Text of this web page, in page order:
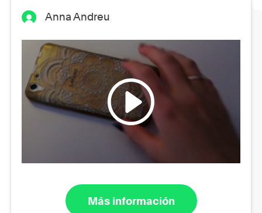
Anna Andreu
Más información